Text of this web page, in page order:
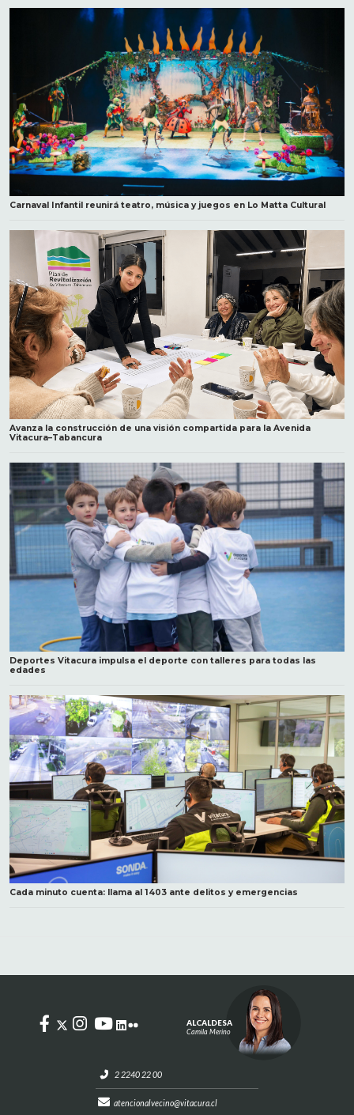
Carnaval Infantil reunirá teatro, música y juegos en Lo Matta Cultural
Avanza la construcción de una visión compartida para la Avenida
Vitacura–Tabancura
Deportes Vitacura impulsa el deporte con talleres para todas las
edades
Cada minuto cuenta: llama al 1403 ante delitos y emergencias
2 2240 22 00
atencionalvecino@vitacura.cl
ALCALDESA
Camila Merino